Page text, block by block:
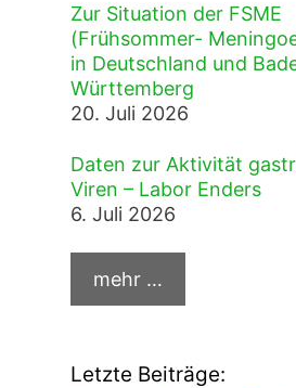
Zur Situation der FSME
(Frühsommer-
in Deutschland und
Württemberg
20. Juli 2026
Daten zur Aktivität
Viren – Labor Enders
6. Juli 2026
Letzte Beiträge: